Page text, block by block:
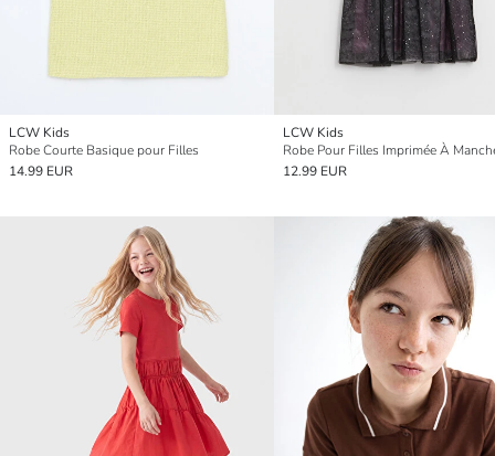
LCW Kids
Robe Courte Basique pour Filles
14.99 EUR
LCW Kids
12.99 EUR